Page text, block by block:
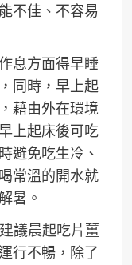
不佳、不容易
息方面得早睡
同時，早上起
藉由外在環境
上起床後可吃
避免吃生冷、
常溫的開水就
暑。
行不暢，除了